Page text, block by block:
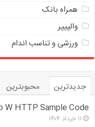
همراه بانک
والپیپر
ورزشی و تناسب اندام
جدیدترین محبوبترین
W HTTP Sample Code
۱۱ خرداد ۱۴۰۴